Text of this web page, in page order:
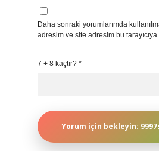
Daha sonraki yorumlarımda
adresim ve site adresim bu
7 + 8 kaçtır? *